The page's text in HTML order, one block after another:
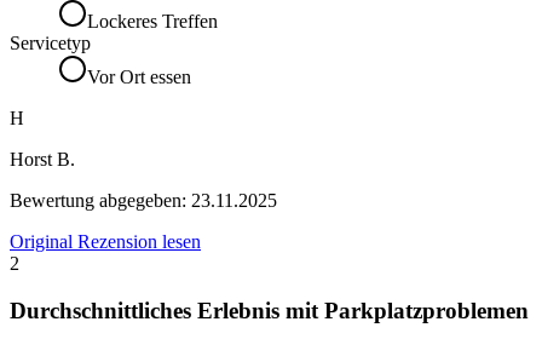
Lockeres Treffen
Servicetyp
Vor Ort essen
H
Horst B.
Bewertung abgegeben: 23.11.2025
Original Rezension lesen
2
Durchschnittliches Erlebnis mit Parkplatzproblemen